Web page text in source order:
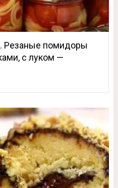
Резаные помидоры
с луком —